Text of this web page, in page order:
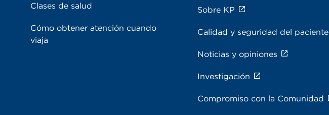
Clases de salud
Cómo obtener atención cuando
viaja
Sobre KP
Calidad y seguridad del paciente
Noticias y opiniones
Investigación
Compromiso con la Comunidad